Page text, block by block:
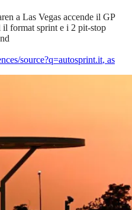
a Las Vegas accende il GP
il format sprint e i 2 pit-stop
source?q=autosprint.it, as